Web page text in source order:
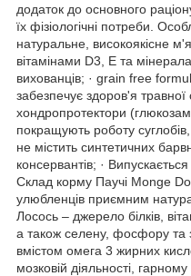
додаток до основного
їх фізіологічні потреби.
натуральне, високоякісне
вітамінами D3, Е та
вихованців; · grain free
забезпечує здоров'я
хондропротектори
покращують роботу суглобів,
не містить синтетичних
консервантів; ·
Склад корму Паучі Monge
улюбленців приємним
Лосось – джерело білків,
а також селену, фосфору та
вмістом омега 3 жирних
мозковій діяльності,